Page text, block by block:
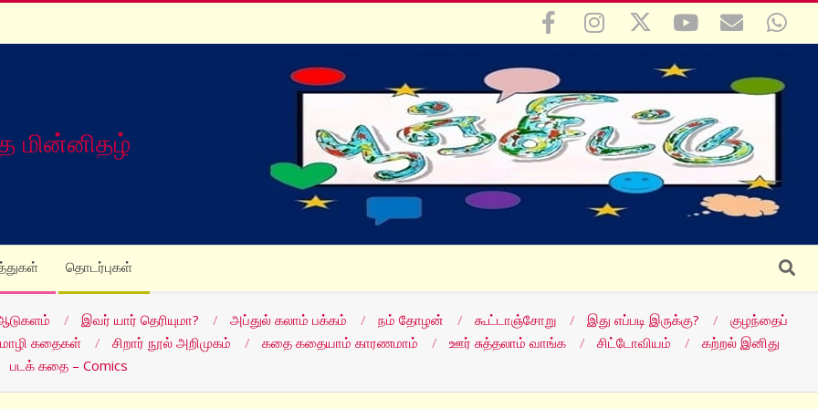
மின்னிதழ்
தொடர்புகள் Search
இவர் யார் தெரியுமா? அப்துல் கலாம் பக்கம் நம் தோழன் கூட்டாஞ்சோறு இது எப்படி இருக்கு?
குழந்தைப்
கதைகள் சிறார் நூல் அறிமுகம் கதை கதையாம் காரணமாம் ஊர் சுத்தலாம் வாங்க சிட்டோவியம்
கற்றல் இனிது
படக் கதை – Comics